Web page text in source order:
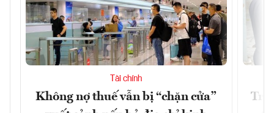
Tài chính
Không nợ thuế vẫn bị “chặn cửa”